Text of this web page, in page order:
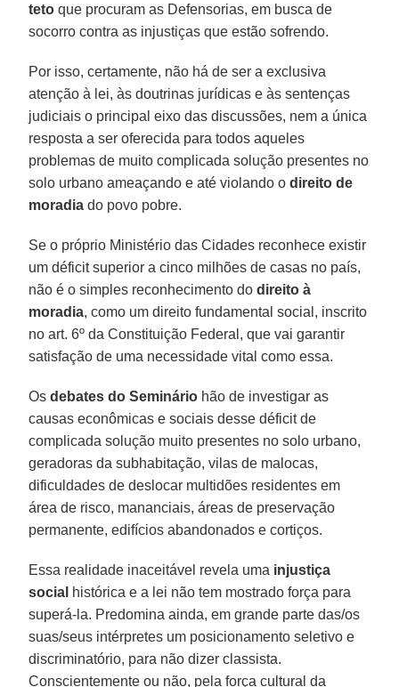
teto que procuram as Defensorias, em busca de
socorro contra as injustiças que estão sofrendo.
Por isso, certamente, não há de ser a exclusiva
atenção à lei, às doutrinas jurídicas e às sentenças
judiciais o principal eixo das discussões, nem a única
resposta a ser oferecida para todos aqueles
problemas de muito complicada solução presentes no
solo urbano ameaçando e até violando o direito de
moradia do povo pobre.
Se o próprio Ministério das Cidades reconhece existir
um déficit superior a cinco milhões de casas no país,
não é o simples reconhecimento do direito à
moradia, como um direito fundamental social, inscrito
no art. 6º da Constituição Federal, que vai garantir
satisfação de uma necessidade vital como essa.
Osdebates do Seminário hão de investigar as
causas econômicas e sociais desse déficit de
complicada solução muito presentes no solo urbano,
geradoras da subhabitação, vilas de malocas,
dificuldades de deslocar multidões residentes em
área de risco, mananciais, áreas de preservação
permanente, edifícios abandonados e cortiços.
Essa realidade inaceitável revela uma injustiça
social histórica e a lei não tem mostrado força para
superá-la. Predomina ainda, em grande parte das/os
suas/seus intérpretes um posicionamento seletivo e
discriminatório, para não dizer classista.
Conscientemente ou não, pela força cultural da